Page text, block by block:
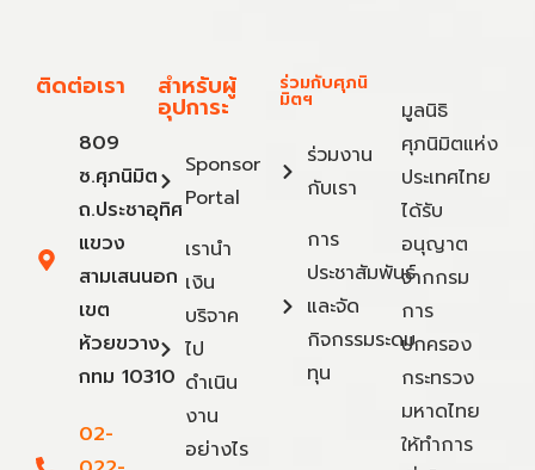
ติดต่อเรา
809
ซ.ศุภนิมิต
ถ.ประชาอุทิศ
แขวง
สามเสนนอก
เขต
ห้วยขวาง
กทม 10310
02-
สำหรับผู้
อุปการะ
Sponsor
Portal
เรานำ
เงิน
บริจาค
ไป
ดำเนิน
งาน
อย่างไร
ร่วมกับศุภนิ
มิตฯ
ร่วมงาน
กับเรา
การ
ประชาสัมพันธ์
และจัด
กิจกรรมระดม
ทุน
มูลนิธิ
ศุภนิมิตแห่ง
ประเทศไทย
ได้รับ
อนุญาต
จากกรม
การ
ปกครอง
กระทรวง
มหาดไทย
ให้ทำการ